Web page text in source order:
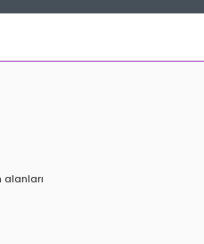
alanları